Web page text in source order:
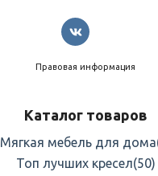
Правовая информация
Каталог товаров
Мягкая мебель для дома
Топ лучших кресел(50)